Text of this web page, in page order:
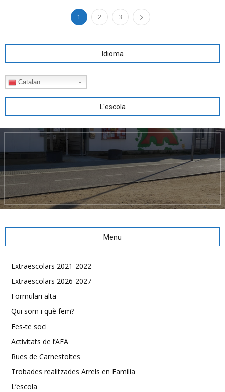
1 2 3
Idioma
Catalan
L'escola
Menu
Extraescolars 2021-2022
Extraescolars 2026-2027
Formulari alta
Qui som i què fem?
Fes-te soci
Activitats de l’AFA
Rues de Carnestoltes
Trobades realitzades Arrels en Família
L’escola